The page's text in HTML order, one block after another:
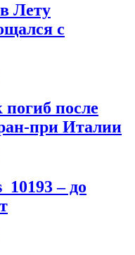
Лету
с
после
при Италии
– до